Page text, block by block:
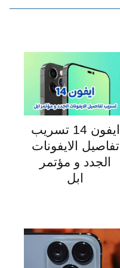
ايفون 14 تسريب
تفاصيل الايفونات
الجدد و مؤتمر
ابل